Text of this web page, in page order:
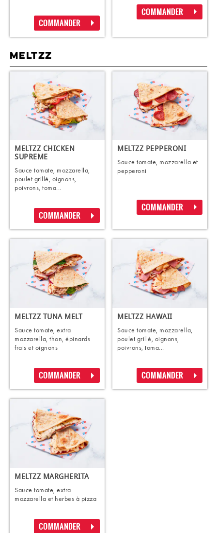
COMMANDER
COMMANDER
MELTZZ
MELTZZ CHICKEN
SUPREME
Sauce tomate, mozzarella,
poulet grillé, oignons,
poivrons, toma...
COMMANDER
MELTZZ PEPPERONI
Sauce tomate, mozzarella et
pepperoni
COMMANDER
MELTZZ TUNA MELT
Sauce tomate, extra
mozzarella, thon, épinards
frais et oignons
COMMANDER
MELTZZ HAWAII
Sauce tomate, mozzarella,
poulet grillé, oignons,
poivrons, toma...
COMMANDER
MELTZZ MARGHERITA
Sauce tomate, extra
mozzarella et herbes à pizza
COMMANDER